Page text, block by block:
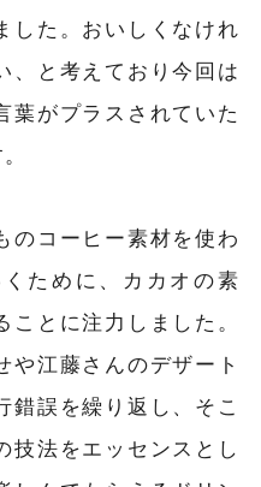
した。おいしくなけれ
、と考えており今回は
葉がプラスされていた
のコーヒー素材を使わ
ために、カカオの素
とに注力しました。
や江藤さんのデザート
錯誤を繰り返し、そこ
技法をエッセンスとし